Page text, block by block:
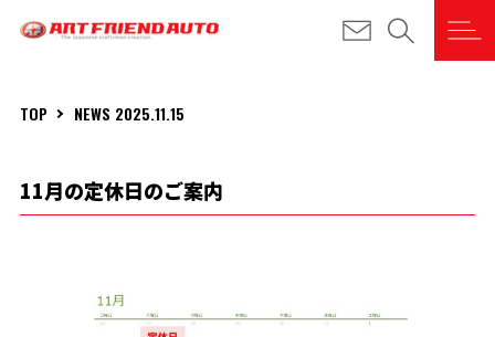
TOP NEWS 2025.11.15
11月の定休日のご案内